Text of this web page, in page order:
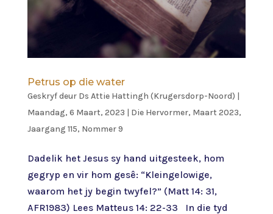
Petrus op die water
Geskryf deur Ds Attie Hattingh (Krugersdorp-Noord) |
Maandag, 6 Maart, 2023 | Die Hervormer, Maart 2023,
Jaargang 115, Nommer 9
Dadelik het Jesus sy hand uitgesteek, hom
gegryp en vir hom gesê: “Kleingelowige,
waarom het jy begin twyfel?” (Matt 14: 31,
AFR1983) Lees Matteus 14: 22-33 In die tyd